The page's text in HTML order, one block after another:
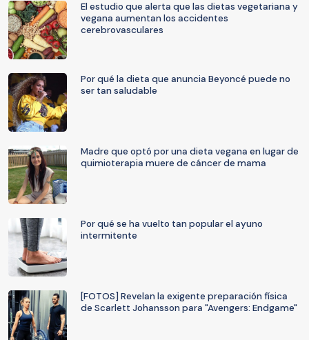
El estudio que alerta que las dietas vegetariana y
vegana aumentan los accidentes
cerebrovasculares
Por qué la dieta que anuncia Beyoncé puede no
ser tan saludable
Madre que optó por una dieta vegana en lugar de
quimioterapia muere de cáncer de mama
Por qué se ha vuelto tan popular el ayuno
intermitente
[FOTOS] Revelan la exigente preparación física
de Scarlett Johansson para "Avengers: Endgame"